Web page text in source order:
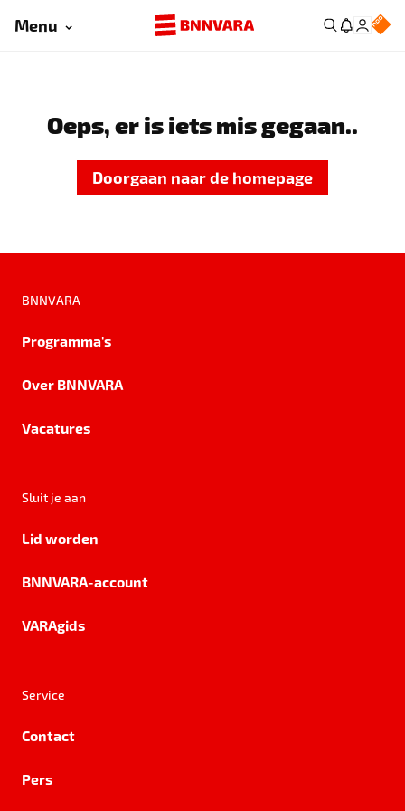
Menu
Oeps, er is iets mis gegaan..
Doorgaan naar de homepage
BNNVARA
Programma's
Over BNNVARA
Vacatures
Sluit je aan
Lid worden
BNNVARA-account
VARAgids
Service
Contact
Pers